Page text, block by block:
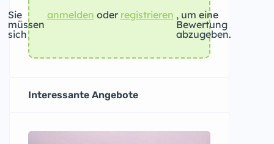
Sie
müssen
sich
anmelden oder registrieren , um eine
Bewertung
abzugeben.
Interessante Angebote